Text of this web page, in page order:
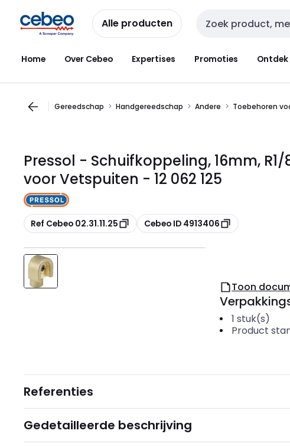
naar
navigatie
naar
inhoud
Alle producten Zoekveld invoer
Home Over Cebeo Expertises Promoties Ontdek
Gereedschap Handgereedschap Andere Toebehoren
Pressol - Schuifkoppeling, 16mm,
voor Vetspuiten - 12 062 125
Kopiëren
Ref Cebeo 02.31.11.25 Kopiëren
Cebeo ID 4913406
Toon
1 stuk(s)
Product
Referenties
Gedetailleerde beschrijving